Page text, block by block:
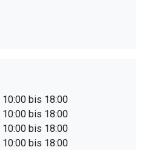
10:00 bis 18:00
10:00 bis 18:00
10:00 bis 18:00
10:00 bis 18:00